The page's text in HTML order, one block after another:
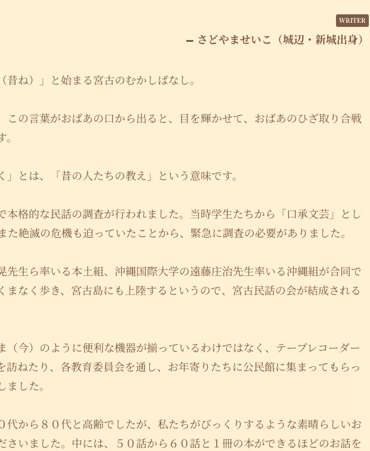
さどやませいこ（城辺・新城出身）
昔ね）」と始まる宮古のむかしばなし。
この言葉がおばあの口から出ると、目を輝かせて、おばあのひざ取り合戦
」とは、「昔の人たちの教え」という意味です。
本格的な民話の調査が行われました。当時学生たちから「口承文芸」とし
た絶滅の危機も迫っていたことから、緊急に調査の必要がありました。
先生ら率いる本土組、沖縄国際大学の遠藤庄治先生率いる沖縄組が合同で
まなく歩き、宮古島にも上陸するというので、宮古民話の会が結成される
（今）のように便利な機器が揃っているわけではなく、テープレコーダー
訪ねたり、各教育委員会を通し、お年寄りたちに公民館に集まってもらっ
した。
代から８０代と高齢でしたが、私たちがびっくりするような素晴らしいお
さいました。中には、５０話から６０話と１冊の本ができるほどのお話を